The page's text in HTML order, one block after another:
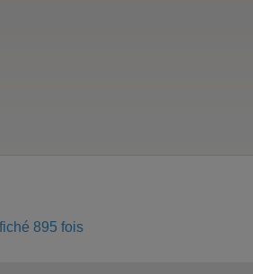
895 fois